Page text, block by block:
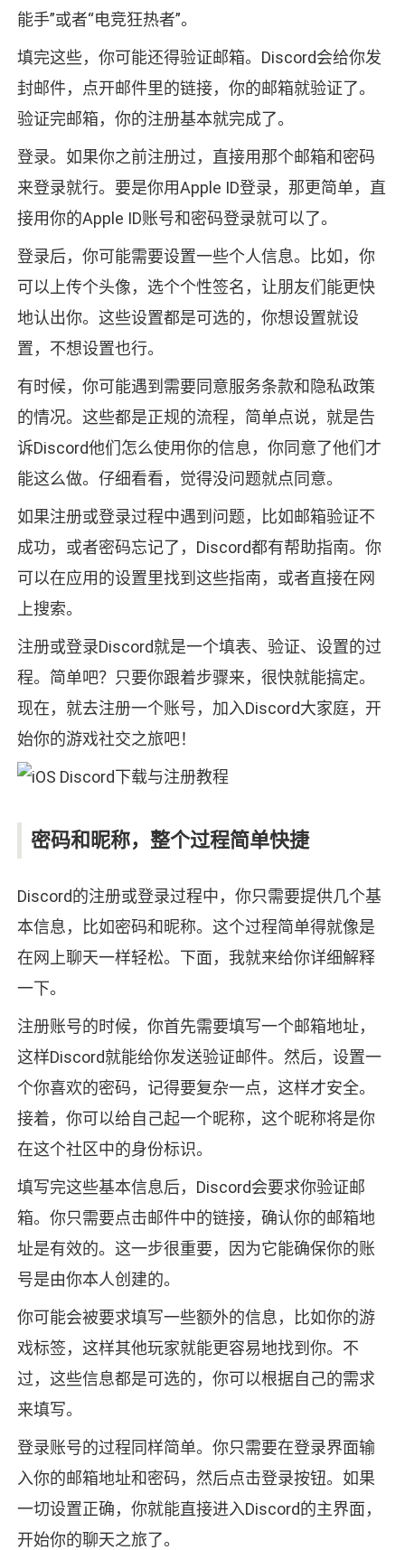
能手”或者“电竞狂热者”。
填完这些，你可能还得验证邮箱。Discord会给你发
封邮件，点开邮件里的链接，你的邮箱就验证了。
验证完邮箱，你的注册基本就完成了。
登录。如果你之前注册过，直接用那个邮箱和密码
来登录就行。要是你用Apple ID登录，那更简单，直
接用你的Apple ID账号和密码登录就可以了。
登录后，你可能需要设置一些个人信息。比如，你
可以上传个头像，选个个性签名，让朋友们能更快
地认出你。这些设置都是可选的，你想设置就设
置，不想设置也行。
有时候，你可能遇到需要同意服务条款和隐私政策
的情况。这些都是正规的流程，简单点说，就是告
诉Discord他们怎么使用你的信息，你同意了他们才
能这么做。仔细看看，觉得没问题就点同意。
如果注册或登录过程中遇到问题，比如邮箱验证不
成功，或者密码忘记了，Discord都有帮助指南。你
可以在应用的设置里找到这些指南，或者直接在网
上搜索。
注册或登录Discord就是一个填表、验证、设置的过
程。简单吧？只要你跟着步骤来，很快就能搞定。
现在，就去注册一个账号，加入Discord大家庭，开
始你的游戏社交之旅吧！
密码和昵称，整个过程简单快捷
Discord的注册或登录过程中，你只需要提供几个基
本信息，比如密码和昵称。这个过程简单得就像是
在网上聊天一样轻松。下面，我就来给你详细解释
一下。
注册账号的时候，你首先需要填写一个邮箱地址，
这样Discord就能给你发送验证邮件。然后，设置一
个你喜欢的密码，记得要复杂一点，这样才安全。
接着，你可以给自己起一个昵称，这个昵称将是你
在这个社区中的身份标识。
填写完这些基本信息后，Discord会要求你验证邮
箱。你只需要点击邮件中的链接，确认你的邮箱地
址是有效的。这一步很重要，因为它能确保你的账
号是由你本人创建的。
你可能会被要求填写一些额外的信息，比如你的游
戏标签，这样其他玩家就能更容易地找到你。不
过，这些信息都是可选的，你可以根据自己的需求
来填写。
登录账号的过程同样简单。你只需要在登录界面输
入你的邮箱地址和密码，然后点击登录按钮。如果
一切设置正确，你就能直接进入Discord的主界面，
开始你的聊天之旅了。